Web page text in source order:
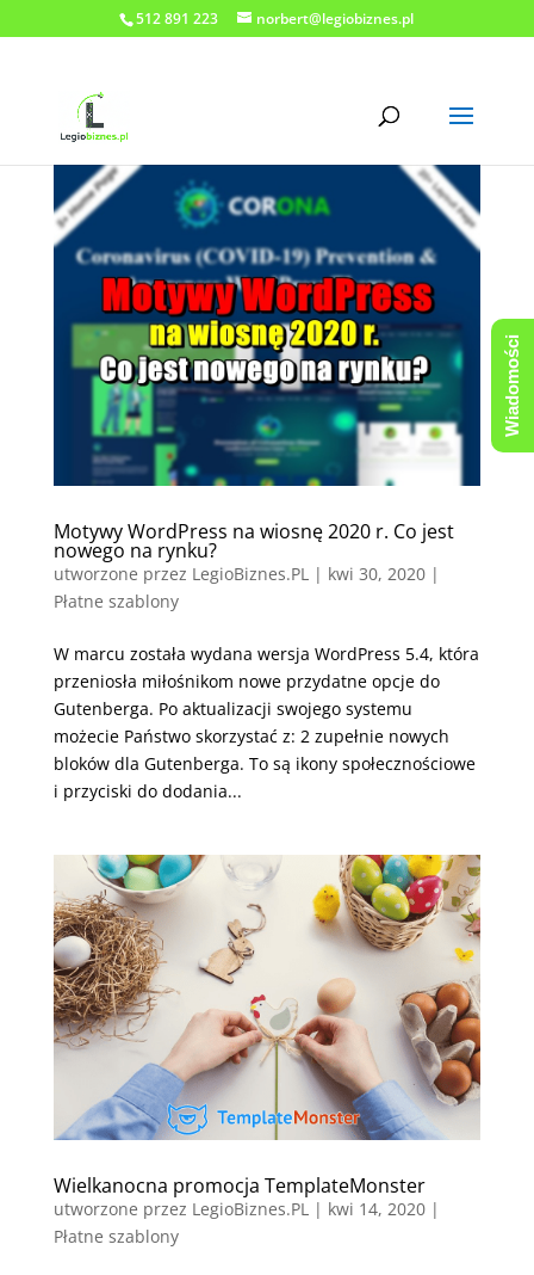
512 891 223 norbert@legiobiznes.pl
Motywy WordPress na wiosnę 2020 r. Co jest
nowego na rynku?
utworzone przez LegioBiznes.PL | kwi 30, 2020|
Płatne szablony
W marcu została wydana wersja WordPress 5.4, która
przeniosła miłośnikom nowe przydatne opcje do
Gutenberga. Po aktualizacji swojego systemu
możecie Państwo skorzystać z: 2 zupełnie nowych
bloków dla Gutenberga. To są ikony społecznościowe
i przyciski do dodania...
Wielkanocna promocja TemplateMonster
utworzone przez LegioBiznes.PL | kwi 14, 2020|
Płatne szablony
Wiadomości